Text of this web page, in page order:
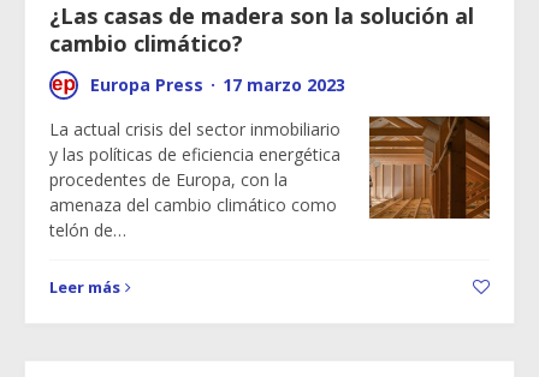
¿Las casas de madera son la solución al
cambio climático?
Europa Press · 17 marzo 2023
La actual crisis del sector inmobiliario
y las políticas de eficiencia energética
procedentes de Europa, con la
amenaza del cambio climático como
telón de…
Leer más